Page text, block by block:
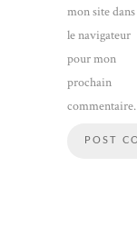
mon site dans
le navigateur
pour mon
prochain
commentaire.